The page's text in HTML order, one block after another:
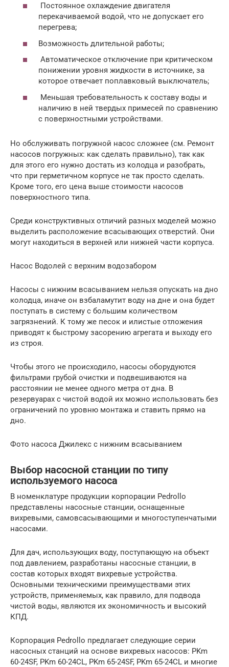
Постоянное охлаждение двигателя
перекачиваемой водой, что не допускает его
перегрева;
Возможность длительной работы;
Автоматическое отключение при критическом
понижении уровня жидкости в источнике, за
которое отвечает поплавковый выключатель;
Меньшая требовательность к составу воды и
наличию в ней твердых примесей по сравнению
с поверхностными устройствами.
Но обслуживать погружной насос сложнее (см. Ремонт
насосов погружных: как сделать правильно), так как
для этого его нужно достать из колодца и разобрать,
что при герметичном корпусе не так просто сделать.
Кроме того, его цена выше стоимости насосов
поверхностного типа.
Среди конструктивных отличий разных моделей можно
выделить расположение всасывающих отверстий. Они
могут находиться в верхней или нижней части корпуса.
Насос Водолей с верхним водозабором
Насосы с нижним всасыванием нельзя опускать на дно
колодца, иначе он взбаламутит воду на дне и она будет
поступать в систему с большим количеством
загрязнений. К тому же песок и илистые отложения
приводят к быстрому засорению агрегата и выходу его
из строя.
Чтобы этого не происходило, насосы оборудуются
фильтрами грубой очистки и подвешиваются на
расстоянии не менее одного метра от дна. В
резервуарах с чистой водой их можно использовать без
ограничений по уровню монтажа и ставить прямо на
дно.
Фото насоса Джилекс с нижним всасыванием
Выбор насосной станции по типу
используемого насоса
В номенклатуре продукции корпорации Pedrollo
представлены насосные станции, оснащенные
вихревыми, самовсасывающими и многоступенчатыми
насосами.
Для дач, использующих воду, поступающую на объект
под давлением, разработаны насосные станции, в
состав которых входят вихревые устройства.
Основными техническими преимуществами этих
устройств, применяемых, как правило, для подвода
чистой воды, являются их экономичность и высокий
КПД.
Корпорация Pedrollo предлагает следующие серии
насосных станций на основе вихревых насосов: PKm
60-24SF, PKm 60-24CL, PKm 65-24SF, PKm 65-24CL и многие